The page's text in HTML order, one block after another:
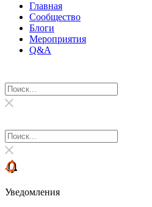
Главная
Сообщество
Блоги
Мероприятия
Q&A
Уведомления